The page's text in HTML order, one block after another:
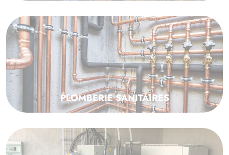
PLOMBERIE SANITAIRES